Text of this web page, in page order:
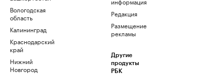
Вологодская
область
Калининград
Краснодарский
край
Нижний
Новгород
Редакция
Размещение
рекламы
Другие
продукты
РБК